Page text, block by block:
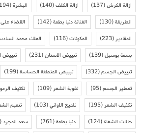
ازالة الكرش(137) ازالة الكلف(140) البشرة(194)
الطريقة(130) الفنانة دنيا بطمة(142) القضاء
المقادير(223) المكونات(116) الملك محمد
بسمة بوسيل(139) تبييض الاسنان(231) تبييض
تبييض الجسم(332) تبييض المنطقة الحساسة(199)
تعطير الجسم(95) تقوية الشعر(109) تكثيف
تكثيف الشعر(195) تلميع الاواني(103) تنعيم
حالات الشفاء(124) دنيا بطمة(761) سعد المجرد(113)